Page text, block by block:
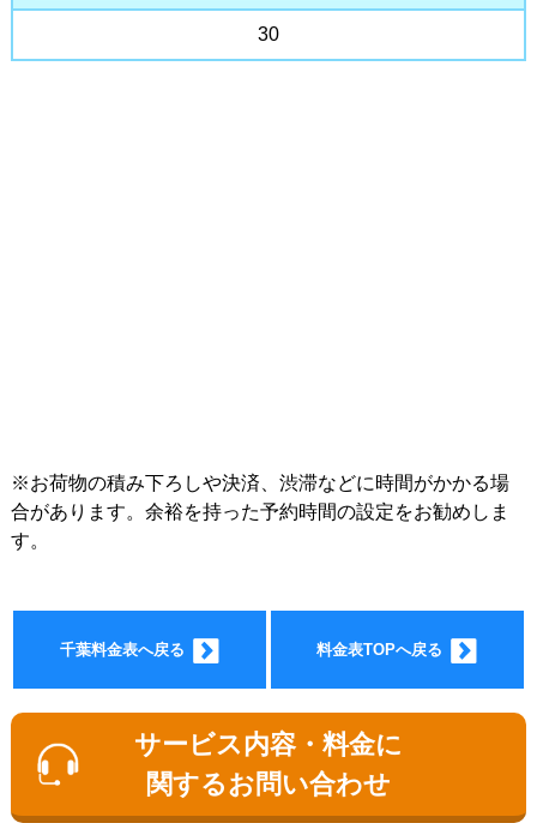
ン料金
インフォ
メーショ
ン
30
※お荷物の積み下ろしや決済、渋滞などに時間がかかる場
合があります。余裕を持った予約時間の設定をお勧めしま
す。
千葉料金表へ戻る 料金表TOPへ戻る
サービス内容・料金に
関するお問い合わせ